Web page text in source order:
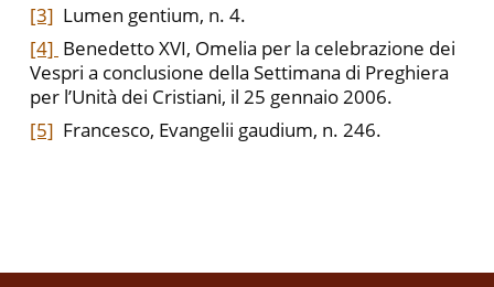
[3] Lumen gentium, n. 4.
[4] Benedetto XVI, Omelia per la celebrazione dei
Vespri a conclusione della Settimana di Preghiera
per l’Unità dei Cristiani, il 25 gennaio 2006.
[5] Francesco, Evangelii gaudium, n. 246.